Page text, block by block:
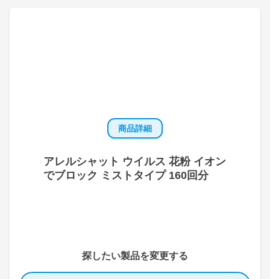
商品詳細
アレルシャット ウイルス 花粉 イオン
でブロック ミストタイプ 160回分
探したい製品を変更する